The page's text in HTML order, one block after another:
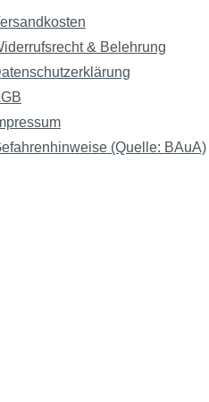
& Belehrung
(Quelle: BAuA)